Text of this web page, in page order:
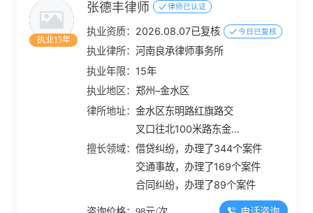
执业15年
张德丰律师 律师已认证
执业资质： 2026.08.07已复核 今日已复核
执业律所：河南良承律师事务所
执业年限： 15年
执业地区：郑州–金水区
律所地址：金水区东明路红旗路交
叉口往北100米路东金
成大厦B座七楼
擅长领域：借贷纠纷，办理了344个案件
交通事故，办理了169个案件
合同纠纷，办理了89个案件